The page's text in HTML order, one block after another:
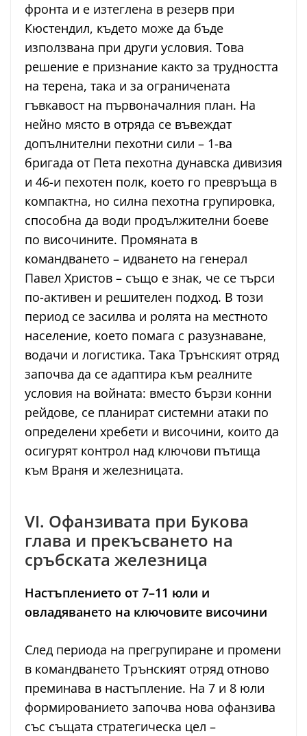
фронта и е изтеглена в резерв при
Кюстендил, където може да бъде
използвана при други условия. Това
решение е признание както за трудността
на терена, така и за ограничената
гъвкавост на първоначалния план. На
нейно място в отряда се въвеждат
допълнителни пехотни сили – 1-ва
бригада от Пета пехотна дунавска дивизия
и 46-и пехотен полк, което го превръща в
компактна, но силна пехотна групировка,
способна да води продължителни боеве
по височините. Промяната в
командването – идването на генерал
Павел Христов – също е знак, че се търси
по-активен и решителен подход. В този
период се засилва и ролята на местното
население, което помага с разузнаване,
водачи и логистика. Така Трънският отряд
започва да се адаптира към реалните
условия на войната: вместо бързи конни
рейдове, се планират системни атаки по
определени хребети и височини, които да
осигурят контрол над ключови пътища
към Враня и железницата.
VI. Офанзивата при Букова
глава и прекъсването на
сръбската железница
Настъплението от 7–11 юли и
овладяването на ключовите височини
След периода на прегрупиране и промени
в командването Трънският отряд отново
преминава в настъпление. На 7 и 8 юли
формированието започва нова офанзива
със същата стратегическа цел –